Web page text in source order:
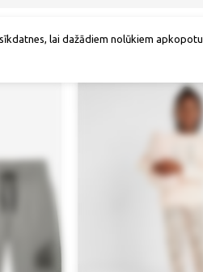
Mēs iesakām
lai dažādiem nolūkiem apkopotu